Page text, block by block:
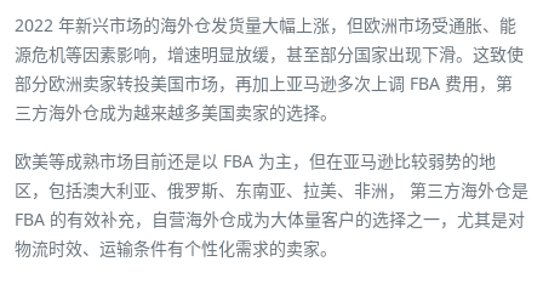
2022 年新兴市场的海外仓发货量大幅上涨，但欧洲市场受通胀、能
源危机等因素影响，增速明显放缓，甚至部分国家出现下滑。这致使
部分欧洲卖家转投美国市场，再加上亚马逊多次上调 FBA 费用，第
三方海外仓成为越来越多美国卖家的选择。
欧美等成熟市场目前还是以 FBA 为主，但在亚马逊比较弱势的地
区，包括澳大利亚、俄罗斯、东南亚、拉美、非洲， 第三方海外仓是
FBA 的有效补充，自营海外仓成为大体量客户的选择之一，尤其是对
物流时效、运输条件有个性化需求的卖家。